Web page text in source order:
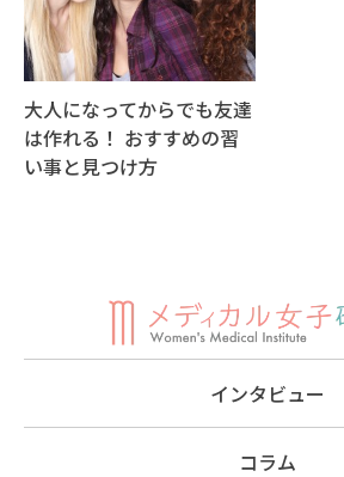
大人になってからでも友達
は作れる！ おすすめの習
い事と見つけ方
インタビュー
コラム